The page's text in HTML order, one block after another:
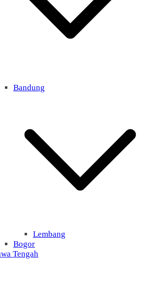
Bandung
Lembang
Bogor
Tengah